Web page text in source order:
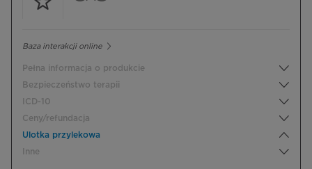
Baza interakcji online
Pełna informacja o produkcie
Bezpieczeństwo terapii
ICD-10
Ceny/refundacja
Ulotka przylekowa
Inne